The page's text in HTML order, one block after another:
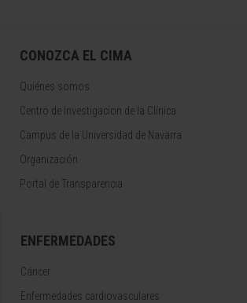
CONOZCA EL CIMA
Quiénes somos
Centro de Investigacion de la Clínica
Campus de la Universidad de Navarra
Organización
Portal de Transparencia
ENFERMEDADES
Cáncer
Enfermedades cardiovasculares